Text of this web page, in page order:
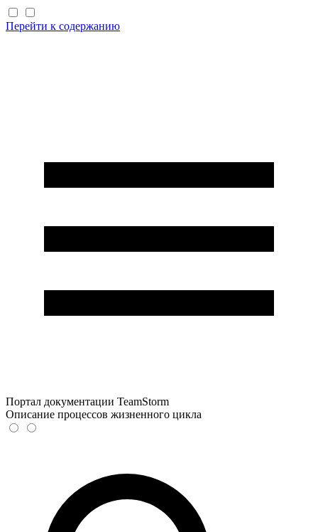
Перейти к содержанию
Портал документации TeamStorm
Описание процессов жизненного цикла